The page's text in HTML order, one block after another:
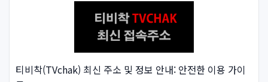
티비착(TVchak) 최신 주소 및 정보 안내: 안전한 이용 가이